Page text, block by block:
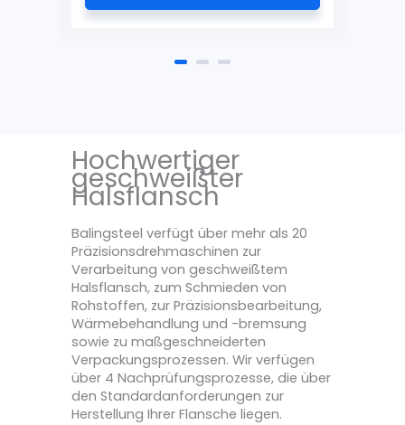
Hochwertiger
geschweißter
Halsflansch
Balingsteel verfügt über mehr als 20
Präzisionsdrehmaschinen zur
Verarbeitung von geschweißtem
Halsflansch, zum Schmieden von
Rohstoffen, zur Präzisionsbearbeitung,
Wärmebehandlung und -bremsung
sowie zu maßgeschneiderten
Verpackungsprozessen. Wir verfügen
über 4 Nachprüfungsprozesse, die über
den Standardanforderungen zur
Herstellung Ihrer Flansche liegen.